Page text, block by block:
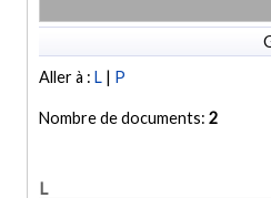
Aller à :L | P
Nombre de documents:2
L